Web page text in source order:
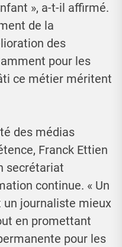
», a-t-il affirmé.
de la
des
pour les
ce métier méritent
des médias
Franck Ettien
secrétariat
continue. « Un
journaliste mieux
en promettant
pour les